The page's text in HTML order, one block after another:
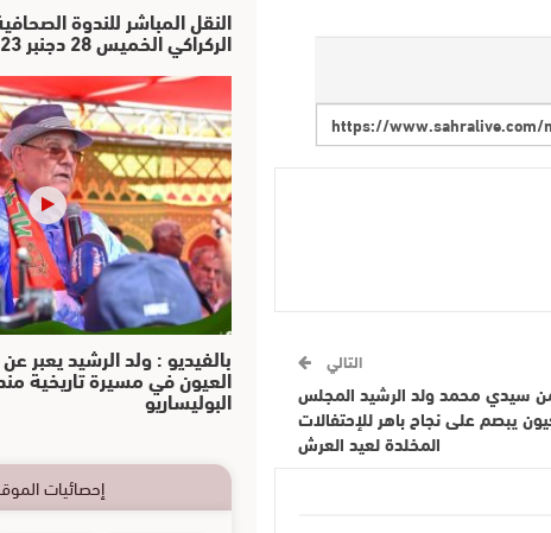
التالي
سيدي محمد ولد الرشيد المجلس
يبصم على نجاح باهر للإحتفالات
المخلدة لعيد العرش
النقل المباشر للندوة
الركراكي الخميس 28 دجنبر 2023
بالفيديو : ولد الرشيد يعبر
العيون في مسيرة تاريخية
البوليساريو
إحصائيات